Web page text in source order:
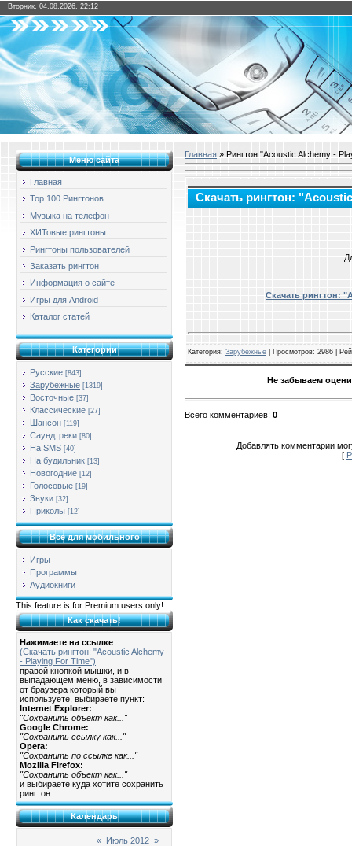
Вторник, 04.08.2026, 22:12
Меню сайта
Главная
Top 100 Рингтонов
Музыка на телефон
ХИТовые рингтоны
Рингтоны пользователей
Заказать рингтон
Информация о сайте
Игры для Android
Каталог статей
Категории
Русские [843]
Зарубежные [1319]
Восточные [37]
Классические [27]
Шансон [119]
Саундтреки [80]
На SMS [40]
На будильник [13]
Новогодние [12]
Голосовые [19]
Звуки [32]
Приколы [12]
Всё для мобильного
Игры
Программы
Аудиокниги
This feature is for Premium users only!
Как скачать!
Нажимаете на ссылке
(Скачать рингтон: "Acoustic Alchemy
- Playing For Time")
правой кнопкой мышки, и в
выпадающем меню, в зависимости
от браузера который вы
используете, выбираете пункт:
Internet Explorer:
"Сохранить объект как..."
Google Chrome:
"Сохранить ссылку как..."
Opera:
"Сохранить по ссылке как..."
Mozilla Firefox:
"Сохранить объект как..."
и выбираете куда хотите сохранить
рингтон.
Календарь
« Июль 2012 »
Главная » Рингтон "Acoustic Alchemy -
Скачать рингтон:
Скачать рингтон:
Категория: Зарубежные Просмотров: 2986 |
Не забываем
Всего комментариев: 0
Добавлять комментарии
[